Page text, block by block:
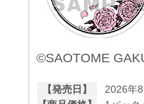
©SAOTOME
【発売日】
2026年